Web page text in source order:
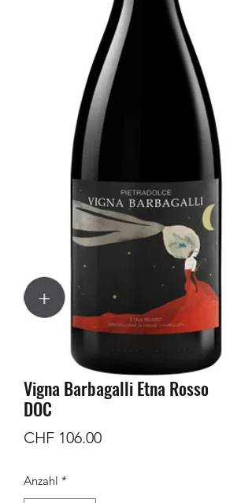
Vigna Barbagalli Etna Rosso
DOC
CHF 106.00Preis
Anzahl *